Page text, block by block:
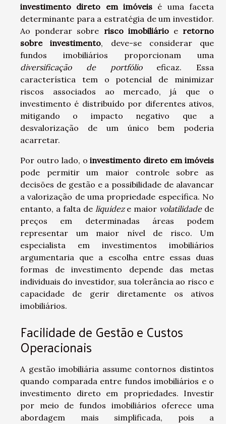
investimento direto em imóveis é uma faceta
determinante para a estratégia de um investidor.
Ao ponderar sobre risco imobiliárioe retorno
sobre investimento, deve-se considerar que
fundos imobiliários proporcionam uma
diversificação de portfólioeficaz. Essa
característica tem o potencial de minimizar
riscos associados ao mercado, já que o
investimento é distribuído por diferentes ativos,
mitigando o impacto negativo que a
desvalorização de um único bem poderia
acarretar.
Por outro lado, oinvestimento direto em imóveis
pode permitir um maior controle sobre as
decisões de gestão e a possibilidade de alavancar
a valorização de uma propriedade específica. No
entanto, a falta de liquideze maior volatilidadede
preços em determinadas áreas podem
representar um maior nível de risco. Um
especialista em investimentos imobiliários
argumentaria que a escolha entre essas duas
formas de investimento depende das metas
individuais do investidor, sua tolerância ao risco e
capacidade de gerir diretamente os ativos
imobiliários.
Facilidade de Gestão e Custos
Operacionais
A gestão imobiliária assume contornos distintos
quando comparada entre fundos imobiliários e o
investimento direto em propriedades. Investir
por meio de fundos imobiliários oferece uma
abordagem mais simplificada, pois a